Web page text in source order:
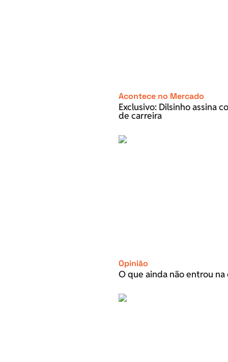
Acontece no Mercado
Exclusivo: Dilsinho assina
de carreira
Opinião
O que ainda não entrou